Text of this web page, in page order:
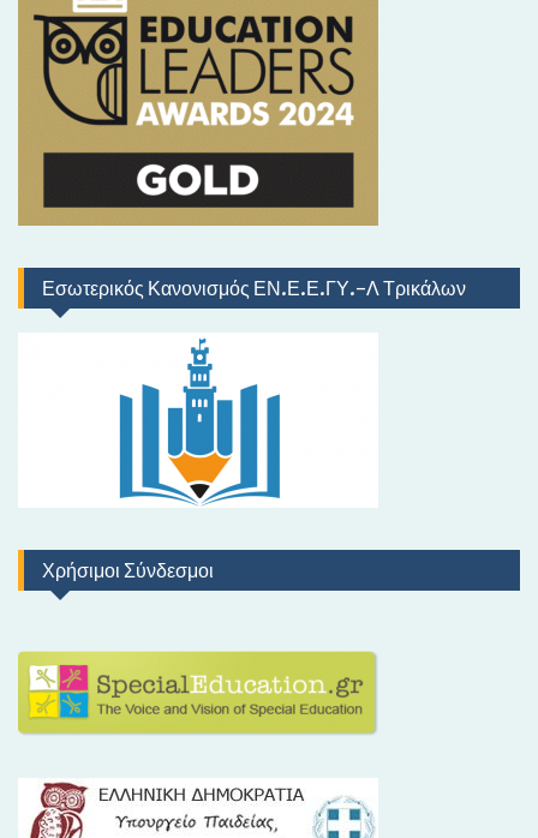
Εσωτερικός Κανονισμός ΕΝ.Ε.Ε.ΓΥ.-Λ Τρικάλων
Χρήσιμοι Σύνδεσμοι